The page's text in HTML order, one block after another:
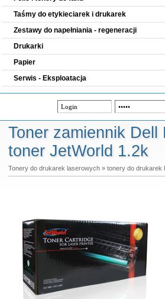
Taśmy do etykieciarek i drukarek
Zestawy do napełniania - regeneracji
Drukarki
Papier
Serwis - Eksploatacja
Toner zamiennik Dell
toner JetWorld 1.2k
Tonery do drukarek laserowych» tonery do drukarek